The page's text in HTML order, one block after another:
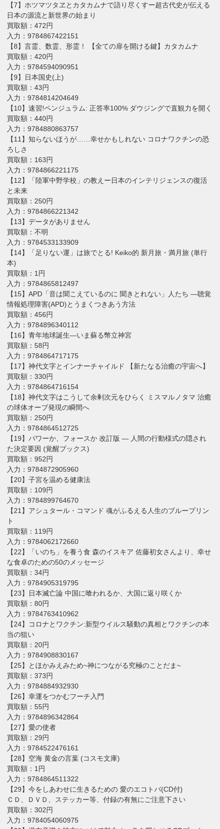
【7】ホツマツタヱとカタカムナで語り尽くすー超古代史が伝える
日本の源流と新世界の始まり
買取額：472円
入力：9784867422151
【8】言霊、数霊、形霊！ 【全ての扉を開ける鍵】カタカムナ
買取額：420円
入力：9784594090951
【9】日本国史(上)
買取額：43円
入力：9784814204649
【10】速習!ペンジュラム: 正答率100% ダウジングで直観力を開く
買取額：440円
入力：9784880863757
【11】知らないほうが……幸せかもしれない コロナワクチンの恐
ろしさ
買取額：163円
入力：9784866221175
【12】「陸軍中野学校」の教えー日本のインテリジェンスの復活
と未来
買取額：250円
入力：9784866221342
【13】データがありません
買取額：不明
入力：9784533133909
【14】「足りない運」は旅でとる! Keiko的 新月旅・満月旅 (単行
本)
買取額：1円
入力：9784865812497
【15】APD「音は聞こえているのに 聞きとれない」人たち ―聴覚
情報処理障害(APD)とうまくつきあう方法
買取額：456円
入力：9784896340112
【16】青年地球誕生―いま蘇る幣立神宮
買取額：58円
入力：9784864717175
【17】神代文字とインナーチャイルド 【新たなる治癒の宇宙へ】
買取額：330円
入力：9784864716154
【18】神代文字はこうして余剰次元をひらく ミスマルノタマ 治癒
の球体オーブ発現の瞬間へ
買取額：250円
入力：9784864512725
【19】パワーか、フォースか 改訂版 ― 人間の行動様式の隠され
た決定要因 (覚醒ブックス)
買取額：952円
入力：9784872905960
【20】子宮を温める健康法
買取額：109円
入力：9784899764670
【21】アシュタール・コマンド 魂がふるえる人生のブループリン
ト
買取額：119円
入力：9784062172660
【22】「いのち」を養う食 森のイスキア 佐藤初女さんより、幸せ
な食卓のための50のメッセージ
買取額：34円
入力：9784905319795
【23】日本滅亡論 中国に喰われるか、大国に返り咲くか
買取額：80円
入力：9784763410962
【24】コロナとワクチン:新型ウイルス騒動の真相とワクチンの本
当の狙い
買取額：20円
入力：9784908830167
【25】とほかみえみため~神につながる究極のことだま~
買取額：373円
入力：9784884932930
【26】幸運をつかむフーチ入門
買取額：55円
入力：9784896342864
【27】愛の使者
買取額：29円
入力：9784522476161
【28】空海 黄金の言葉 (コスモ文庫)
買取額：1円
入力：9784864511322
【29】今をしあわせに生きるための 愛のエコトバ(CD付)
ＣＤ、ＤＶＤ、ステッカー等、付録の有無にご注意下さい
買取額：302円
入力：9784054060975